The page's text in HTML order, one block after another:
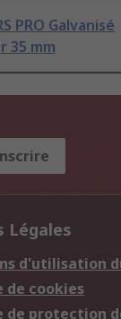
PRO Galvanisé
35 mm
Légales
d'utilisation
de cookies
de protection